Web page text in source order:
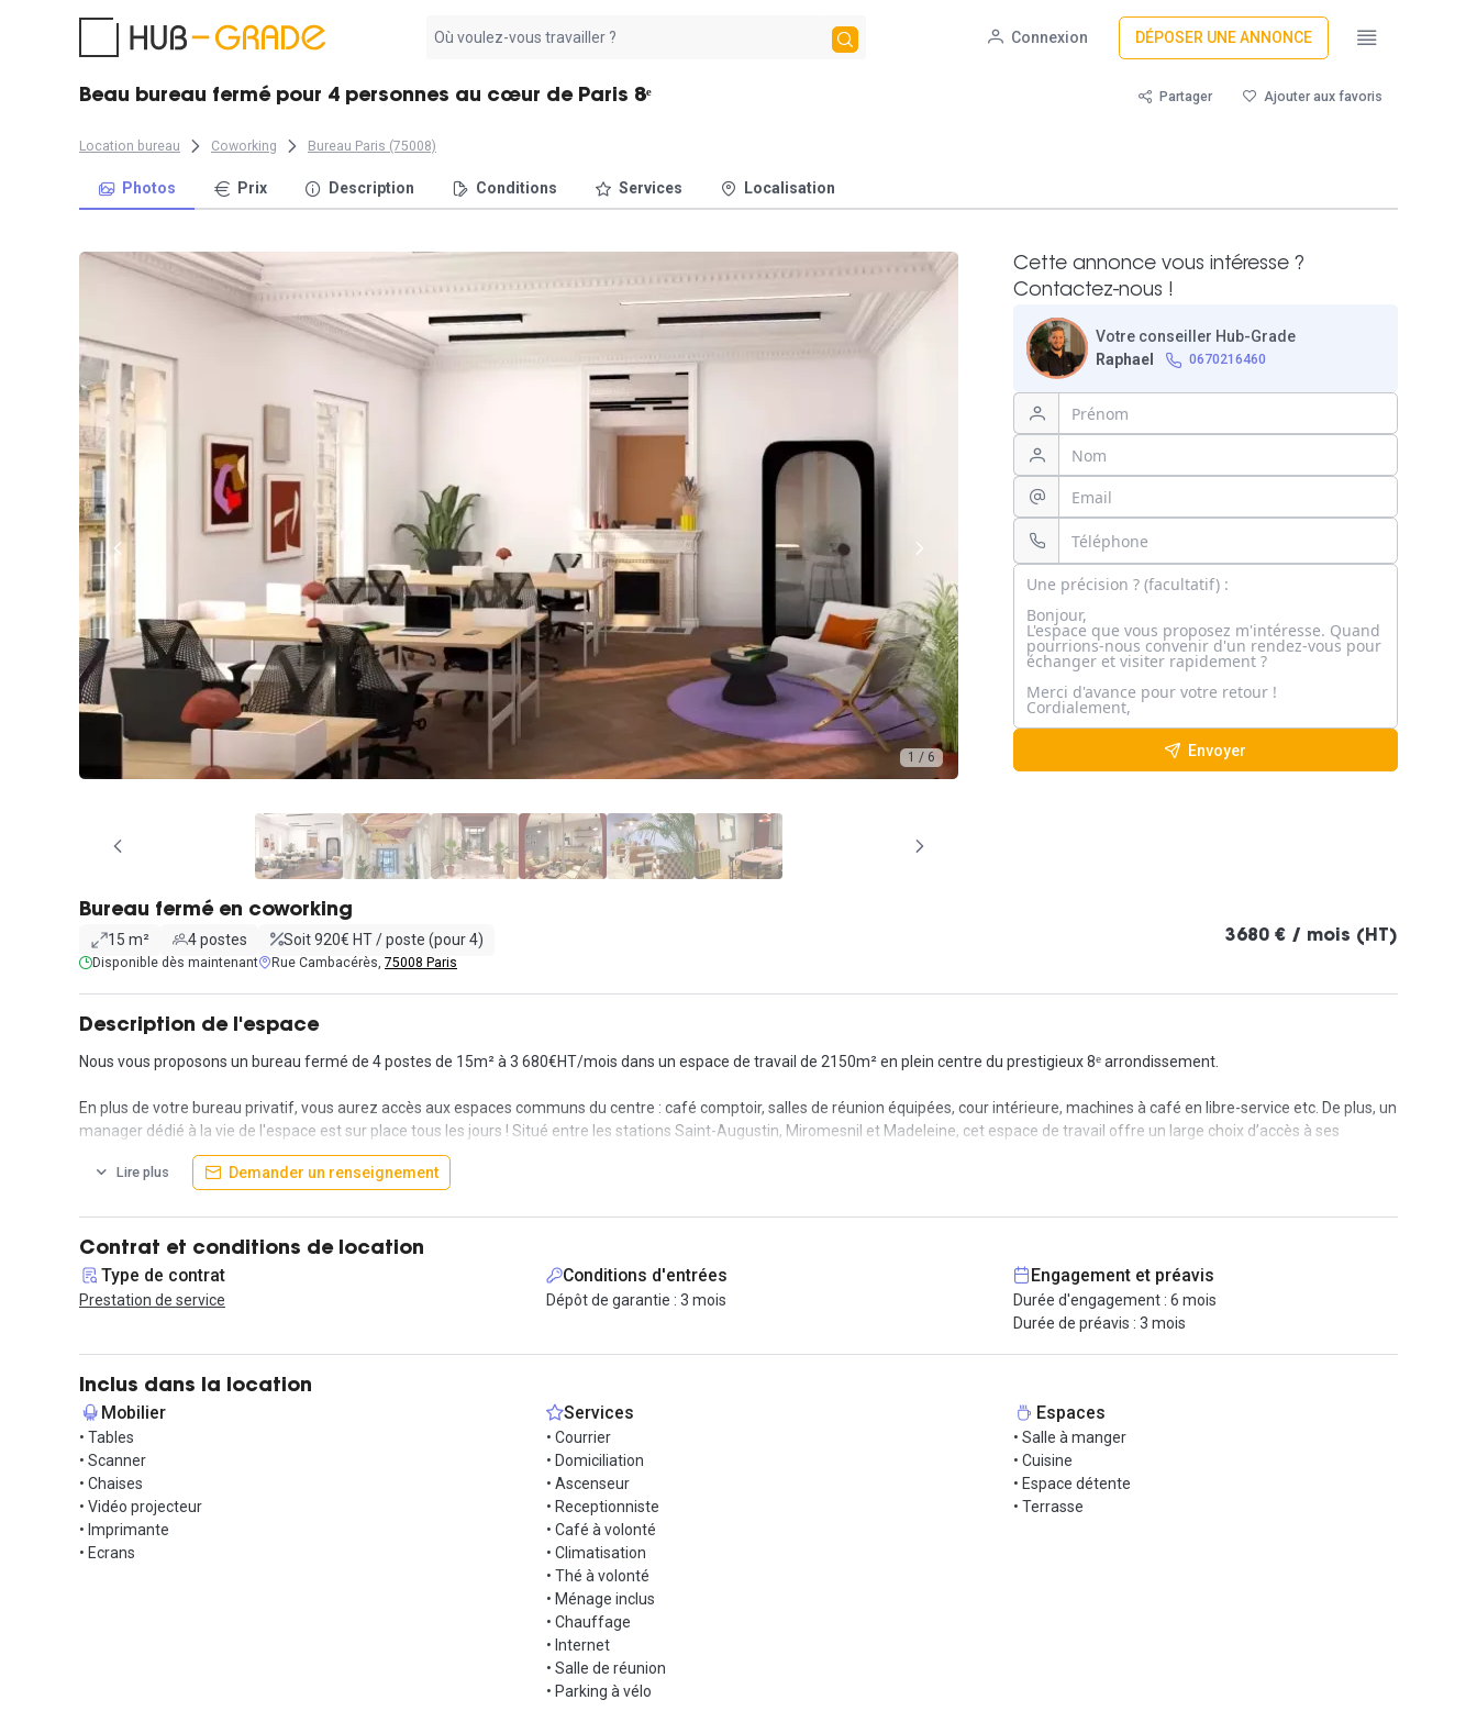
résultat
Connexion DÉPOSER UNE ANNONCE
Beau bureau fermé pour 4 personnes au cœur de Paris 8ᵉ Partager Ajouter aux favoris
Location bureau Coworking Bureau Paris (75008)
Photos Prix Description Conditions Services Localisation
1 / 6
Cette annonce vous intéresse ?
Contactez-nous !
Votre conseiller Hub-Grade
Raphael
0670216460
Envoyer
Bureau fermé en coworking
15 m² 4 postes Soit 920€ HT / poste (pour 4)
Disponible dès maintenant Rue Cambacérès, 75008 Paris
3680 € / mois (HT)
Description de l'espace
Nous vous proposons un bureau fermé de 4 postes de 15m² à 3 680€HT/mois dans un espace de travail de 2150m² en plein centre du prestigieux 8ᵉ arrondissement.
En plus de votre bureau privatif, vous aurez accès aux espaces communs du centre : café comptoir, salles de réunion équipées, cour intérieure, machines à café en libre-service etc. De plus, un
manager dédié à la vie de l'espace est sur place tous les jours ! Situé entre les stations Saint-Augustin, Miromesnil et Madeleine, cet espace de travail offre un large choix d’accès à ses
coworkers : les lignes de métro 9, 13 et 14 se trouvent à quelques minutes à pieds, tout comme bon nombre de stations Vélib présentent dans le quartier. Pour ceux venant de la rive gauche ou
de l’est parisien, la promenade vaut également le détour entre les Invalides, les Tuileries ou encore le jardin des Champs Elysées.
Ce coworking organise régulièrement des moments conviviaux pour renforcer votre équipe et partager des moments avec vos colocs ! Des petits-déjeuners ou encore des apéros pour se
détendre après une longue journée de travail !
Une équipe dédiée vous accompagnera également pour organiser vos événements : team-building, séminaires, conférences etc.
Vous souhaitez visiter ? Contactez-nous !
Lire plus Demander un renseignement
Contrat et conditions de location
Type de contrat
Prestation de service
Conditions d'entrées
Dépôt de garantie : 3 mois
Engagement et préavis
Durée d'engagement : 6 mois
Durée de préavis : 3 mois
Inclus dans la location
Mobilier
• Tables
• Scanner
• Chaises
• Vidéo projecteur
• Imprimante
• Ecrans
Services
• Courrier
• Domiciliation
• Ascenseur
• Receptionniste
• Café à volonté
• Climatisation
• Thé à volonté
• Ménage inclus
• Chauffage
• Internet
• Salle de réunion
• Parking à vélo
Espaces
• Salle à manger
• Cuisine
• Espace détente
• Terrasse